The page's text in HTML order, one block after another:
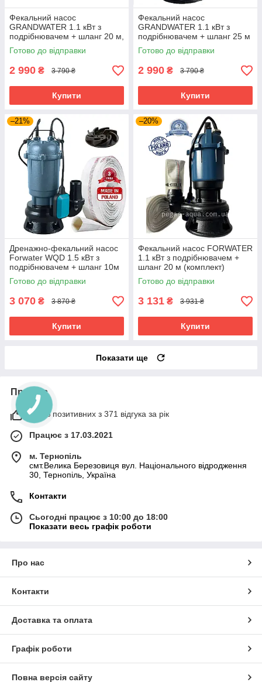
Фекальний насос
GRANDWATER 1.1 кВт з
подрібнювачем + шланг 20 м,
металевий трос, зажими,
хомут, рукавиці (комплект)
Готово до відправки
2 990 ₴ 3 790 ₴
Купити
Фекальний насос
GRANDWATER 1.1 кВт з
подрібнювачем + шланг 25 м
(комплект) гарантія 3 роки
Готово до відправки
2 990 ₴ 3 790 ₴
Купити
–21%
Дренажно-фекальний насос
Forwater WQD 1.5 кВт з
подрібнювачем + шланг 10м
(або 20м)
Готово до відправки
3 070 ₴ 3 870 ₴
Купити
–20%
Фекальний насос FORWATER
1.1 кВт з подрібнювачем +
шланг 20 м (комплект)
гарантія 3 роки
Готово до відправки
3 131 ₴ 3 931 ₴
Купити
Показати ще
Про нас
100% позитивних з 371 відгука за рік
Працює з 17.03.2021
м. Тернопіль
смт.Велика Березовиця вул. Національного відродження
30, Тернопіль, Україна
Контакти
Сьогодні працює з 10:00 до 18:00
Показати весь графік роботи
Про нас
Контакти
Доставка та оплата
Графік роботи
Повна версія сайту